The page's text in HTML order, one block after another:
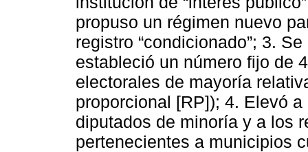
propuso un régimen nuevo
registro “condicionado”; 3.
estableció un número fijo de
electorales de mayoría
proporcional [RP]); 4. Elevó
diputados de minoría y a los
pertenecientes a municipios